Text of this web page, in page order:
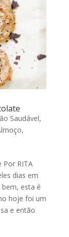
Saudável,
,
Por RITA
dias em
esta é
hoje foi um
e então